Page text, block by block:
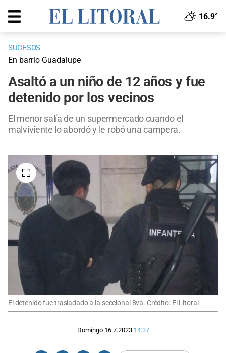
16.9°
SUCESOS
En barrio Guadalupe
Asaltó a un niño de 12 años y fue
detenido por los vecinos
El menor salía de un supermercado cuando el
malviviente lo abordó y le robó una campera.
El detenido fue trasladado a la seccional 8va. Crédito: El Litoral.
Domingo 16.7.2023 14:37